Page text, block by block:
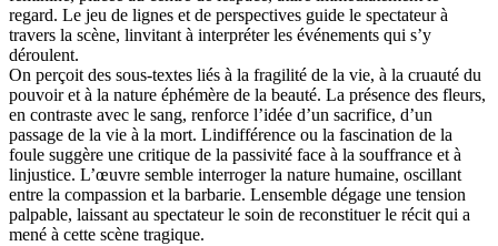
regard. Le jeu de lignes et de perspectives guide le spectateur à
travers la scène, linvitant à interpréter les événements qui s’y
déroulent.
On perçoit des sous-textes liés à la fragilité de la vie, à la cruauté du
pouvoir et à la nature éphémère de la beauté. La présence des fleurs,
en contraste avec le sang, renforce l’idée d’un sacrifice, d’un
passage de la vie à la mort. Lindifférence ou la fascination de la
foule suggère une critique de la passivité face à la souffrance et à
linjustice. L’œuvre semble interroger la nature humaine, oscillant
entre la compassion et la barbarie. Lensemble dégage une tension
palpable, laissant au spectateur le soin de reconstituer le récit qui a
mené à cette scène tragique.